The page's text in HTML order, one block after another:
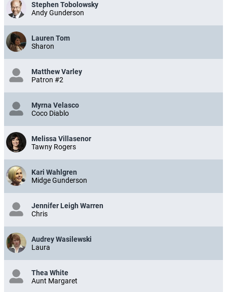
Stephen Tobolowsky
Andy Gunderson
Lauren Tom
Sharon
Matthew Varley
Patron #2
Myrna Velasco
Coco Diablo
Melissa Villasenor
Tawny Rogers
Kari Wahlgren
Midge Gunderson
Jennifer Leigh Warren
Chris
Audrey Wasilewski
Laura
Thea White
Aunt Margaret